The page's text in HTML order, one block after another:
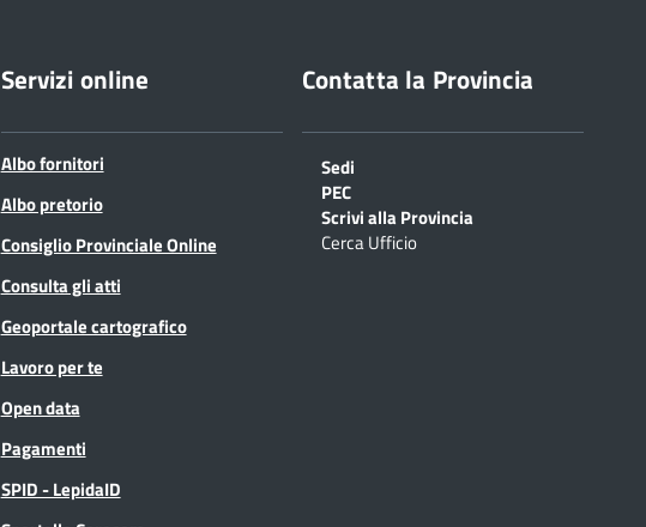
Servizi online
Albo fornitori
Albo pretorio
Consiglio Provinciale Online
Consulta gli atti
Geoportale cartografico
Lavoro per te
Open data
Pagamenti
SPID - LepidaID
Contatta la Provincia
Sedi
PEC
Scrivi alla Provincia
Cerca Ufficio